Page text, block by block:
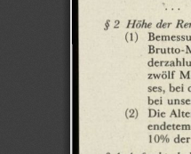
§ 2 Höhe der
(1)
Brutto-
zwölf
ses, bei
bei
(2) Die
endetem
10% der